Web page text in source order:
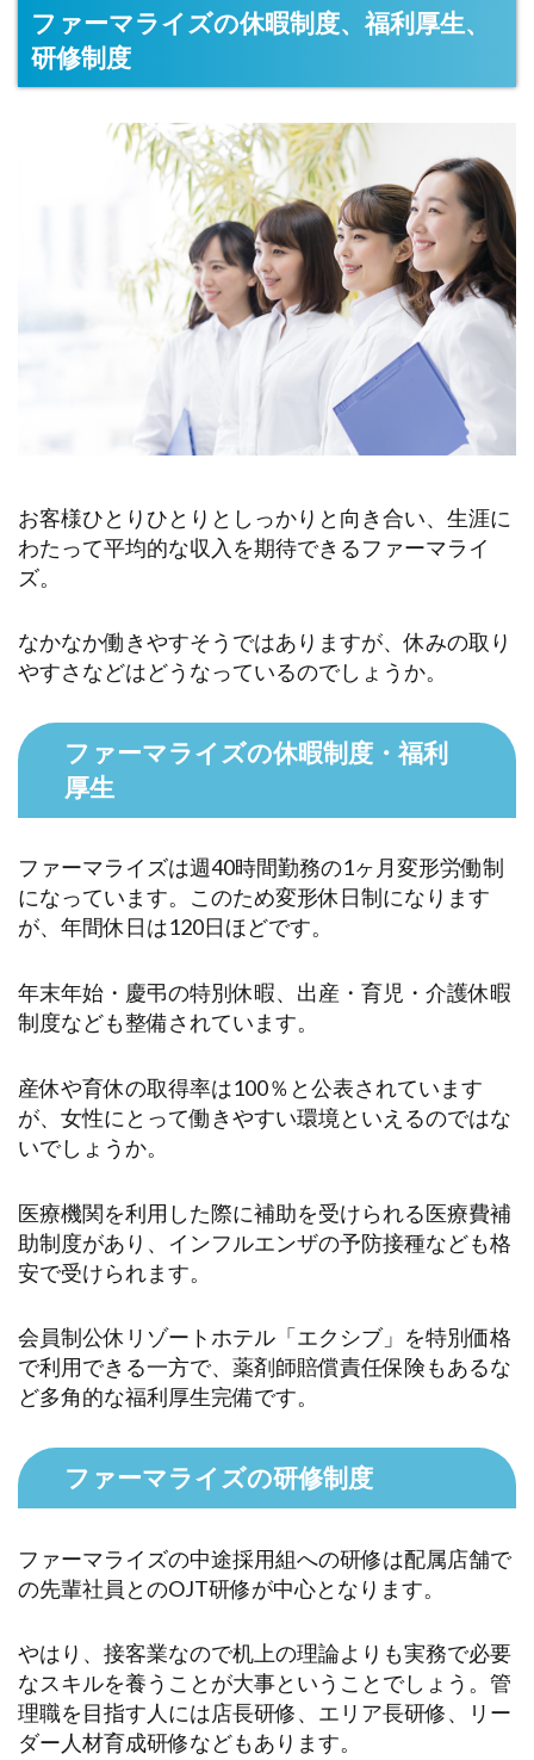
ファーマライズの休暇制度、福利厚生、
研修制度
お客様ひとりひとりとしっかりと向き合い、生涯に
わたって平均的な収入を期待できるファーマライ
ズ。
なかなか働きやすそうではありますが、休みの取り
やすさなどはどうなっているのでしょうか。
ファーマライズの休暇制度・福利
厚生
ファーマライズは週40時間勤務の1ヶ月変形労働制
になっています。このため変形休日制になります
が、年間休日は120日ほどです。
年末年始・慶弔の特別休暇、出産・育児・介護休暇
制度なども整備されています。
産休や育休の取得率は100％と公表されています
が、女性にとって働きやすい環境といえるのではな
いでしょうか。
医療機関を利用した際に補助を受けられる医療費補
助制度があり、インフルエンザの予防接種なども格
安で受けられます。
会員制公休リゾートホテル「エクシブ」を特別価格
で利用できる一方で、薬剤師賠償責任保険もあるな
ど多角的な福利厚生完備です。
ファーマライズの研修制度
ファーマライズの中途採用組への研修は配属店舗で
の先輩社員とのOJT研修が中心となります。
やはり、接客業なので机上の理論よりも実務で必要
なスキルを養うことが大事ということでしょう。管
理職を目指す人には店長研修、エリア長研修、リー
ダー人材育成研修などもあります。